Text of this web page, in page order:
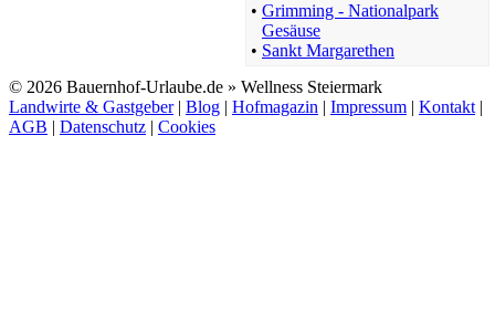
• Grimming - Nationalpark
Gesäuse
• Sankt Margarethen
© 2026 Bauernhof-Urlaube.de » Wellness Steiermark
Landwirte & Gastgeber| Blog | Hofmagazin | Impressum | Kontakt |
AGB | Datenschutz | Cookies